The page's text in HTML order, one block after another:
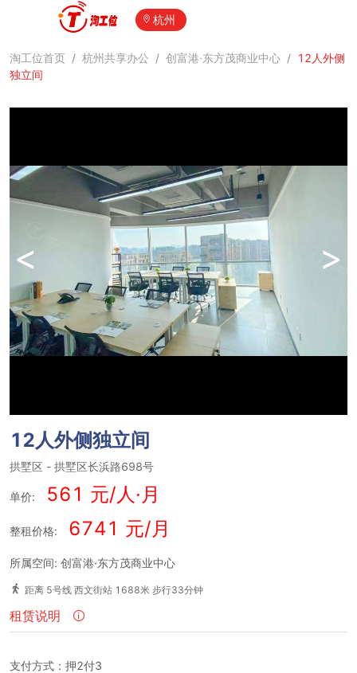
杭州
淘工位首页 / 杭州共享办公 / 创富港·东方茂商业中心 / 12人外侧
独立间
< >
12人外侧独立间
拱墅区 - 拱墅区长浜路698号
单价: 561 元/人·月
整租价格: 6741 元/月
所属空间: 创富港·东方茂商业中心
距离 5号线 西文街站 1688米 步行33分钟
租赁说明
支付方式：押2付3